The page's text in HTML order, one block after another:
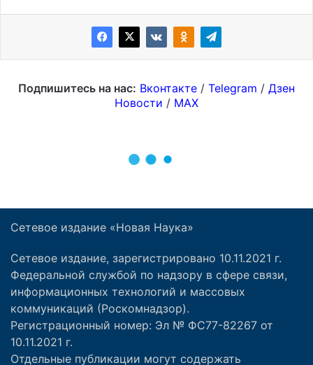
Сетевое издание «Новая Наука»
Сетевое издание, зарегистрировано 10.11.2021 г.
Федеральной службой по надзору в сфере связи,
информационных технологий и массовых
коммуникаций (Роскомнадзор).
Регистрационный номер: Эл № ФС77-82267 от
10.11.2021 г.
Отдельные публикации могут содержать